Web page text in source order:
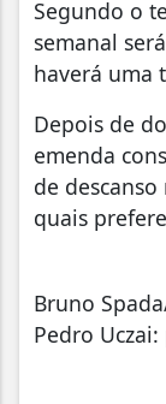
Segundo o
semanal
haverá uma
Depois de
emenda
de
quais
Bruno
Pedro